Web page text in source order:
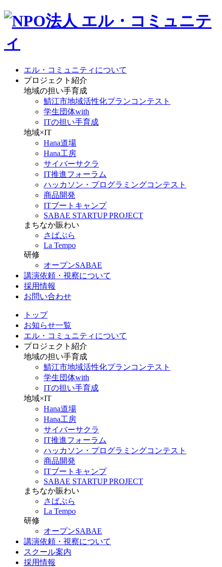
エル・コミュニティについて
プロジェクト紹介
地域の担い手育成
鯖江市地域活性化プランコンテスト
学生団体with
ITの担い手育成
地域×IT
Hana道場
Hana工房
サイバーサクラ
IT推進フォーラム
ハッカソン・プログラミングコンテスト
商品開発
ITブートキャンプ
SABAE STARTUP PROJECT
まちなか賑わい
さばぷら
La Tempo
研修
オープンSABAE
講演依頼・視察について
採用情報
お問い合わせ
トップ
お知らせ一覧
エル・コミュニティについて
プロジェクト紹介
地域の担い手育成
鯖江市地域活性化プランコンテスト
学生団体with
ITの担い手育成
地域×IT
Hana道場
Hana工房
サイバーサクラ
IT推進フォーラム
ハッカソン・プログラミングコンテスト
商品開発
ITブートキャンプ
SABAE STARTUP PROJECT
まちなか賑わい
さばぷら
La Tempo
研修
オープンSABAE
講演依頼・視察について
スクール案内
採用情報